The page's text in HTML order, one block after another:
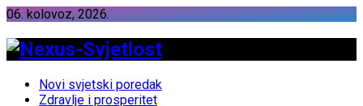
06. kolovoz, 2026.
Novi svjetski poredak
Zdravlje i prosperitet